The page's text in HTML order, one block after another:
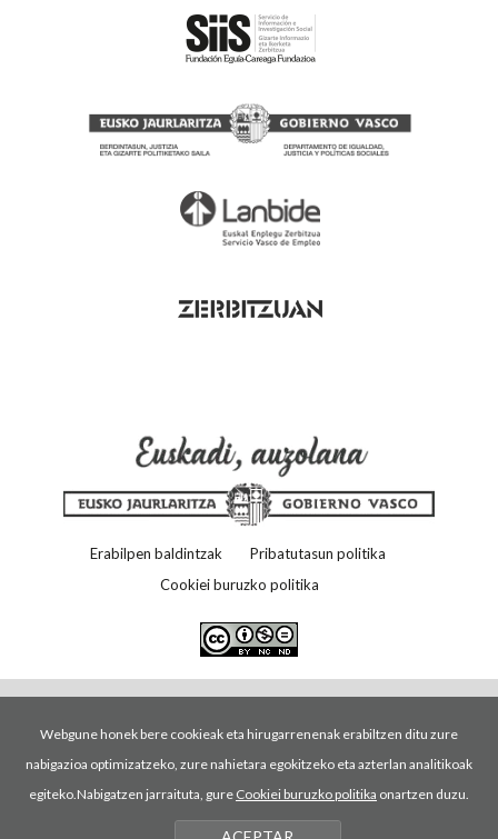
Erabilpen baldintzak
Pribatutasun politika
Cookiei buruzko politika
Webgune honek bere cookieak eta hirugarrenenak erabiltzen ditu zure
nabigazioa optimizatzeko, zure nahietara egokitzeko eta azterlan analitikoak
egiteko.Nabigatzen jarraituta, gure Cookiei buruzko politika onartzen duzu.